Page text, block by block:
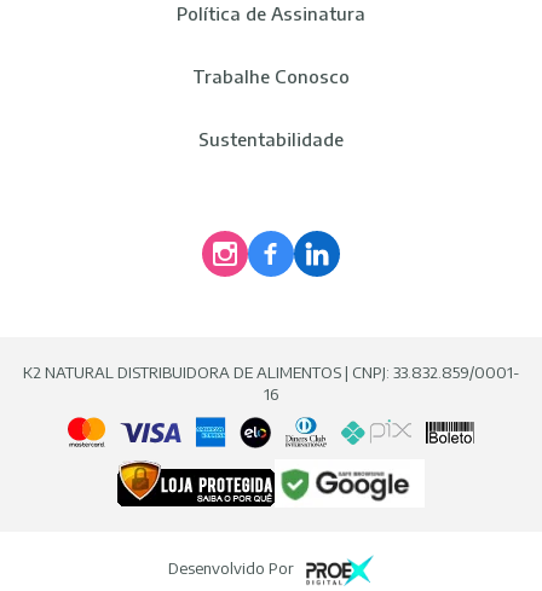
Política de Assinatura
Trabalhe Conosco
Sustentabilidade
K2 NATURAL DISTRIBUIDORA DE ALIMENTOS | CNPJ: 33.832.859/0001-
16
Desenvolvido Por